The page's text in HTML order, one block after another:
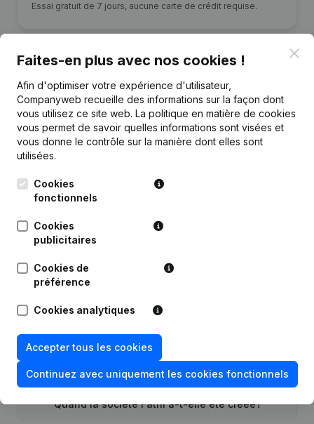
Essai gratuit de 7 jours, aucune carte de crédit requise.
Publicationsde Fathi
Date Publication
16-09-2020
Personne Morale, Ouverture
Questions fréquemment posées
Quel est le numéro de TVA de Fathi?
Quel est l'identifiant PEPPOL de Fathi?
Quand la société Fathi a-t-elle été créée?
Faites-en plus avec nos cookies !
Afin d'optimiser votre expérience d'utilisateur,
Companyweb recueille des informations sur la façon dont
vous utilisez ce site web. La politique en matière de cookies
vous permet de savoir quelles informations sont visées et
vous donne le contrôle sur la manière dont elles sont
utilisées.
Cookies
fonctionnels
Cookies
publicitaires
Cookies de
préférence
Cookies analytiques
Accepter tous les cookies
Continuez avec uniquement les cookies fonctionnels